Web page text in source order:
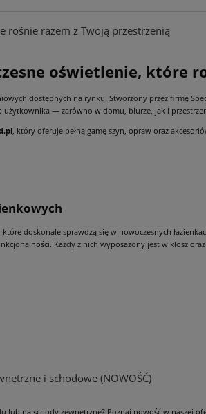
rośnie razem z Twoją przestrzenią
oświetlenie, które
dostępnych na rynku. Stworzony przez firmę
— zarówno w domu, biurze, jak i
, który oferuje pełną gamę szyn, opraw oraz
, które doskonale sprawdzą się w nowoczesnych
Każdy z nich wyposażony jest w klosz
i schodowe (NOWOŚĆ)
na schody zewnętrzne? Poznaj nowość w naszej